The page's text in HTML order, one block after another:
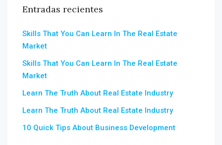
Entradas recientes
Skills That You Can Learn In The Real Estate
Market
Skills That You Can Learn In The Real Estate
Market
Learn The Truth About Real Estate Industry
Learn The Truth About Real Estate Industry
10 Quick Tips About Business Development